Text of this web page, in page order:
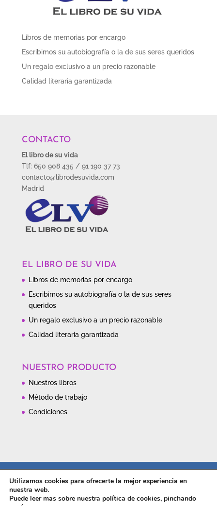
Libros de memorias por encargo
Escribimos su autobiografía o la de sus seres queridos
Un regalo exclusivo a un precio razonable
Calidad literaria garantizada
CONTACTO
El libro de su vida
Tlf: 650 908 435 / 91 190 37 73
contacto@librodesuvida.com
Madrid
EL LIBRO DE SU VIDA
Libros de memorias por encargo
Escribimos su autobiografía o la de sus seres
queridos
Un regalo exclusivo a un precio razonable
Calidad literaria garantizada
NUESTRO PRODUCTO
Nuestros libros
Método de trabajo
Condiciones
Política de cookies
Utilizamos cookies para ofrecerte la mejor experiencia en
nuestra web.
Puede leer mas sobre nuestra política de cookies, pinchando